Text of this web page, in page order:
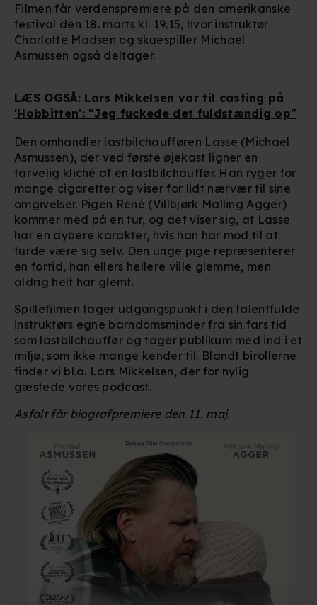
Filmen får verdenspremiere på den amerikanske
festival den 18. marts kl. 19.15, hvor instruktør
Charlotte Madsen og skuespiller Michael
Asmussen også deltager.
LÆS OGSÅ: Lars Mikkelsen var til casting på
'Hobbitten': "Jeg fuckede det fuldstændig op"
Den omhandler lastbilchaufføren Lasse (Michael
Asmussen), der ved første øjekast ligner en
tarvelig kliché af en lastbilchauffør. Han ryger for
mange cigaretter og viser for lidt nærvær til sine
omgivelser. Pigen René (Villbjørk Malling Agger)
kommer med på en tur, og det viser sig, at Lasse
har en dybere karakter, hvis han har mod til at
turde være sig selv. Den unge pige repræsenterer
en fortid, han ellers hellere ville glemme, men
aldrig helt har glemt.
Spillefilmen tager udgangspunkt i den talentfulde
instruktørs egne barndomsminder fra sin fars tid
som lastbilchauffør og tager publikum med ind i et
miljø, som ikke mange kender til. Blandt birollerne
finder vi bl.a. Lars Mikkelsen, der for nylig
gæstede vores podcast.
Asfalt får biografpremiere den 11. maj.